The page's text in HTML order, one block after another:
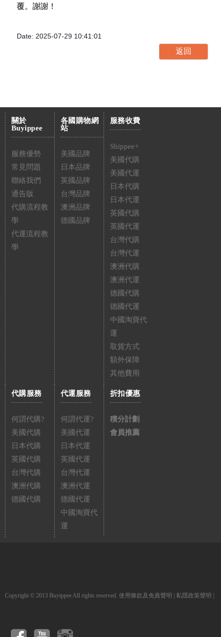
覆。謝謝！
Date: 2025-07-29 10:41:01
關於
Buyippee
服務優勢
常見問題
聯絡我們
通告版
代購流程教
學
代運流程教
學
各國購物網
站
美國品牌
日本品牌
英國品牌
台灣品牌
澳洲品牌
德國品牌
服務收費
Shippee+
美國代購
美國代運
日本代購
日本代運
英國代購
英國代運
台灣代購
台灣代運
澳洲代購
澳洲代運
德國代購
德國代運
中國淘寶代
運
取貨方式
額外保障
其他費用
代購服務
何謂代購?
美國代購
日本代購
英國代購
台灣代購
澳洲代購
德國代購
代運服務
何謂代運?
美國代運
日本代運
英國代運
台灣代運
澳洲代運
德國代運
中國淘寶代
運
折扣優惠
積分計劃
會員推薦
Copyright © 2013 Buyippee All rights reserved. 使用條款及免責聲明 私隱政策聲明